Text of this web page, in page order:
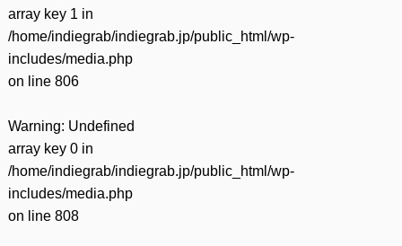
array key 1 in
/home/indiegrab/indiegrab.jp/public_html/wp-
includes/media.php
on line 806
Warning: Undefined
array key 0 in
/home/indiegrab/indiegrab.jp/public_html/wp-
includes/media.php
on line 808